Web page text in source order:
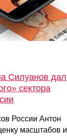
Силуанов дал
сектора
России Антон
масштабов и